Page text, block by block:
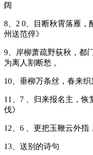
阔
8、2 0、目断秋霄落雁
州送范倅》
9、岸柳萧疏野荻秋，都
为离人割断愁 。
10、垂柳万条丝，春来
11、7 、归来报名主，
伐》
12、6 、更把玉鞭云外指
13、送别的诗句